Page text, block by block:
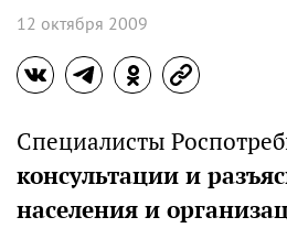
12 октября 2009
Специалисты
консультации и
населения и